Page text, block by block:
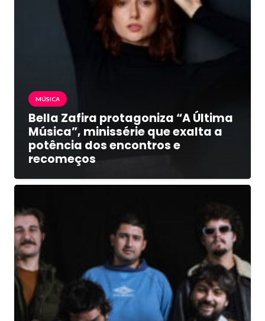
MÚSICA
Bella Zafira protagoniza “A Última
Música”, minissérie que exalta a
potência dos encontros e
recomeços